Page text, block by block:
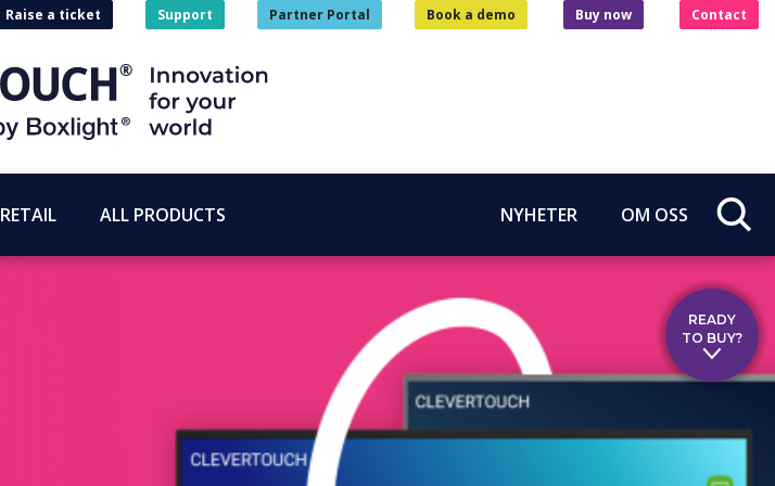
Raise a ticket Support Partner Portal Book a demo Buy now Contact
RETAIL ALL PRODUCTS NYHETER OM OSS
READY
TO BUY?